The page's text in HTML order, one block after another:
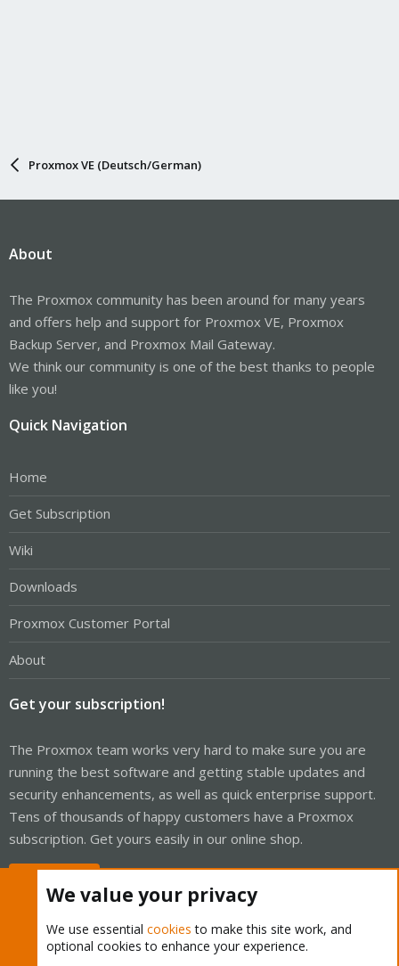
Proxmox VE (Deutsch/German)
About
The Proxmox community has been around for many years
and offers help and support for Proxmox VE, Proxmox
Backup Server, and Proxmox Mail Gateway.
We think our community is one of the best thanks to people
like you!
Quick Navigation
Home
Get Subscription
Wiki
Downloads
Proxmox Customer Portal
About
Get your subscription!
The Proxmox team works very hard to make sure you are
running the best software and getting stable updates and
security enhancements, as well as quick enterprise support.
Tens of thousands of happy customers have a Proxmox
subscription. Get yours easily in our online shop.
We value your privacy
We use essential cookies to make this site work, and
optional cookies to enhance your experience.